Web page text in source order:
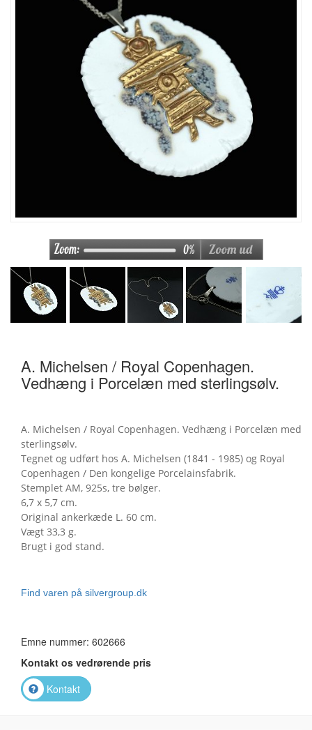
A. Michelsen / Royal Copenhagen.
Vedhæng i Porcelæn med sterlingsølv.
A. Michelsen / Royal Copenhagen. Vedhæng i Porcelæn med
sterlingsølv.
Tegnet og udført hos A. Michelsen (1841 - 1985) og Royal
Copenhagen / Den kongelige Porcelainsfabrik.
Stemplet AM, 925s, tre bølger.
6,7 x 5,7 cm.
Original ankerkæde L. 60 cm.
Vægt 33,3 g.
Brugt i god stand.
Find varen på silvergroup.dk
Emne nummer: 602666
Kontakt os vedrørende pris
Kontakt